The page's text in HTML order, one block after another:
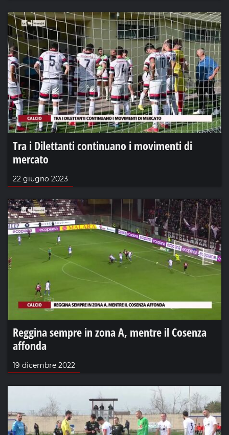
Tra i Dilettanti continuano i movimenti di
mercato
22 giugno 2023
Reggina sempre in zona A, mentre il Cosenza
affonda
19 dicembre 2022